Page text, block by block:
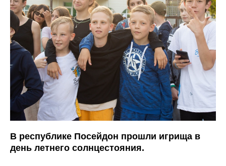
В республике Посейдон прошли игрища в
день летнего солнцестояния.